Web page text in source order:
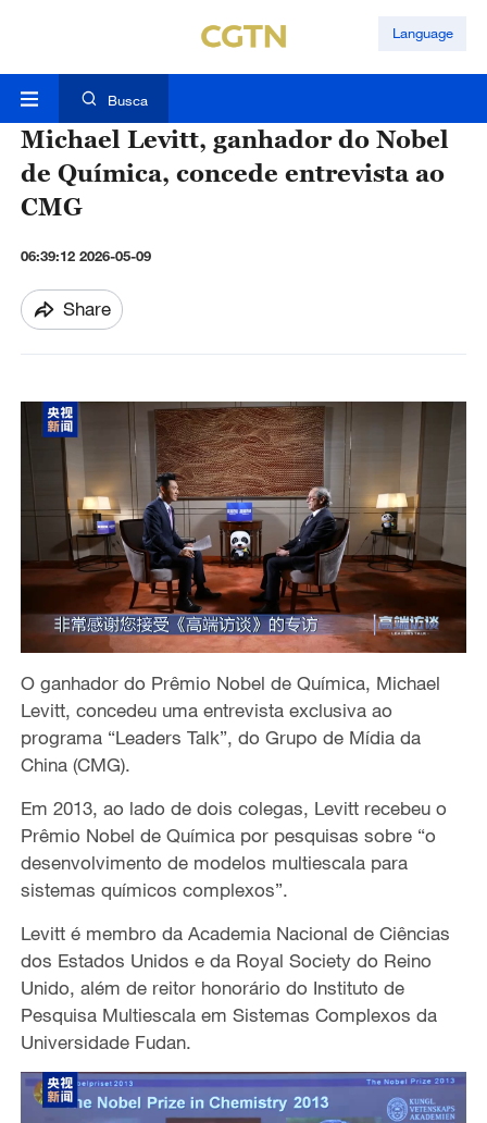
Language
Busca
Michael Levitt, ganhador do Nobel
de Química, concede entrevista ao
CMG
06:39:12 2026-05-09
Share
O ganhador do Prêmio Nobel de Química, Michael
Levitt, concedeu uma entrevista exclusiva ao
programa “Leaders Talk”, do Grupo de Mídia da
China (CMG).
Em 2013, ao lado de dois colegas, Levitt recebeu o
Prêmio Nobel de Química por pesquisas sobre “o
desenvolvimento de modelos multiescala para
sistemas químicos complexos”.
Levitt é membro da Academia Nacional de Ciências
dos Estados Unidos e da Royal Society do Reino
Unido, além de reitor honorário do Instituto de
Pesquisa Multiescala em Sistemas Complexos da
Universidade Fudan.